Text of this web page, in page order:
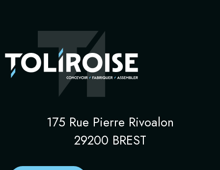
175 Rue Pierre Rivoalon
29200 BREST